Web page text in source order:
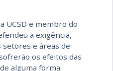
UCSD e membro do
a exigência,
e áreas de
os efeitos das
alguma forma.